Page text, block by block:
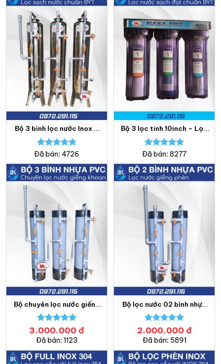
Bộ 3 bình lọc nước Inox –
Lọc nước Bách Khoa
Được xếp
hạng5.00
5 sao
Đã bán: 4726
Bộ 3 lọc tinh 10inch – Lọc
nước Bách Khoa
Được xếp
hạng5.00
5 sao
Đã bán: 8277
Bộ chuyên lọc nước giếng
khoan PVC – Lọc nước
Bách Khoa
Được xếp
hạng 5.00
5 sao
3.000.000 đ
Đã bán: 1123
Bộ lọc nước 02 bình nhựa
PVC – Lọc nước Bách
Khoa
Được xếp
hạng
5.00
5 sao
2.000.000 đ
Đã bán: 5891